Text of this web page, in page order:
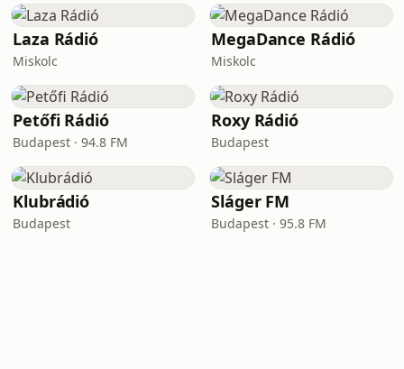
Laza Rádió
Miskolc
MegaDance Rádió
Miskolc
Petőfi Rádió
Budapest · 94.8 FM
Roxy Rádió
Budapest
Klubrádió
Budapest
Sláger FM
Budapest · 95.8 FM